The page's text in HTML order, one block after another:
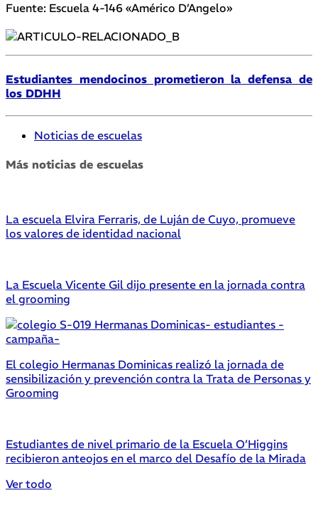
Fuente: Escuela 4-146 «Américo D’Angelo»
Estudiantes mendocinos prometieron la defensa de
los DDHH
Noticias de escuelas
Más noticias de escuelas
La escuela Elvira Ferraris, de Luján de Cuyo, promueve
los valores de identidad nacional
La Escuela Vicente Gil dijo presente en la jornada contra
el grooming
El colegio Hermanas Dominicas realizó la jornada de
sensibilización y prevención contra la Trata de Personas y
Grooming
Estudiantes de nivel primario de la Escuela O’Higgins
recibieron anteojos en el marco del Desafío de la Mirada
Ver todo